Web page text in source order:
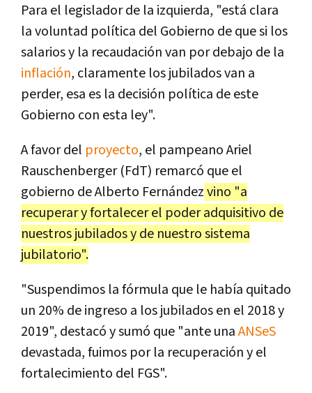
Para el legislador de la izquierda, "está clara
la voluntad política del Gobierno de que si los
salarios y la recaudación van por debajo de la
inflación, claramente los jubilados van a
perder, esa es la decisión política de este
Gobierno con esta ley".
A favor del proyecto, el pampeano Ariel
Rauschenberger (FdT) remarcó que el
gobierno de Alberto Fernándezvino "a
recuperar y fortalecer el poder adquisitivo de
nuestros jubilados y de nuestro sistema
jubilatorio".
"Suspendimos la fórmula que le había quitado
un 20% de ingreso a los jubilados en el 2018 y
2019", destacó y sumó que "ante unaANSeS
devastada, fuimos por la recuperación y el
fortalecimiento del FGS".